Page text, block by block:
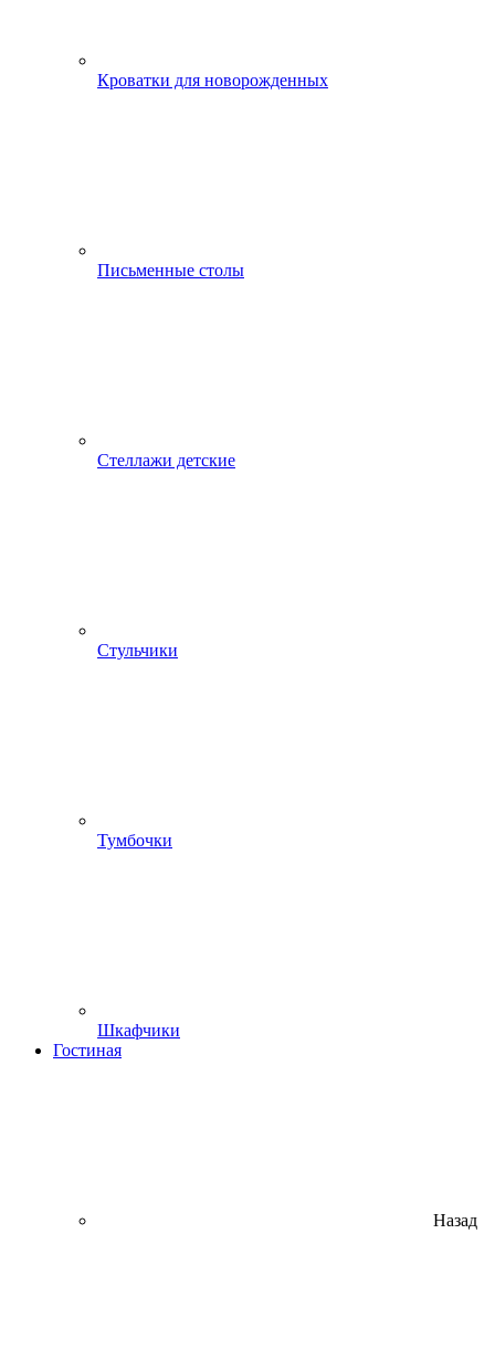
Кроватки для новорожденных
Письменные столы
Стеллажи детские
Стульчики
Тумбочки
Шкафчики
Гостиная
Назад